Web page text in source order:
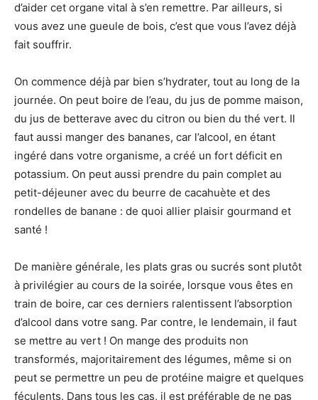
d’aider cet organe vital à s’en remettre. Par ailleurs, si
vous avez une gueule de bois, c’est que vous l’avez déjà
fait souffrir.
On commence déjà par bien s’hydrater, tout au long de la
journée. On peut boire de l’eau, du jus de pomme maison,
du jus de betterave avec du citron ou bien du thé vert. Il
faut aussi manger des bananes, car l’alcool, en étant
ingéré dans votre organisme, a créé un fort déficit en
potassium. On peut aussi prendre du pain complet au
petit-déjeuner avec du beurre de cacahuète et des
rondelles de banane : de quoi allier plaisir gourmand et
santé !
De manière générale, les plats gras ou sucrés sont plutôt
à privilégier au cours de la soirée, lorsque vous êtes en
train de boire, car ces derniers ralentissent l’absorption
d’alcool dans votre sang. Par contre, le lendemain, il faut
se mettre au vert ! On mange des produits non
transformés, majoritairement des légumes, même si on
peut se permettre un peu de protéine maigre et quelques
féculents. Dans tous les cas, il est préférable de ne pas